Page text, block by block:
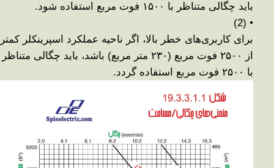
باید چگالی متناظر با ۱۵۰۰ فوت مربع استفاده شود.
•
(2)
برای کاربری‌های خطر بالا، اگر ناحیه عملکرد اسپرینکلر کمتر
از
۲۵۰۰ فوت مربع (۲۳۰ متر مربع) باشد، باید چگالی متناظر
با ۲۵۰۰ فوت مربع استفاده گردد.